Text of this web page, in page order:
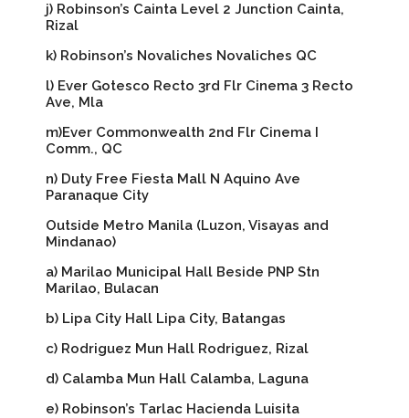
j) Robinson’s Cainta Level 2 Junction Cainta,
Rizal
k) Robinson’s Novaliches Novaliches QC
l) Ever Gotesco Recto 3rd Flr Cinema 3 Recto
Ave, Mla
m)Ever Commonwealth 2nd Flr Cinema I
Comm., QC
n) Duty Free Fiesta Mall N Aquino Ave
Paranaque City
Outside Metro Manila (Luzon, Visayas and
Mindanao)
a) Marilao Municipal Hall Beside PNP Stn
Marilao, Bulacan
b) Lipa City Hall Lipa City, Batangas
c) Rodriguez Mun Hall Rodriguez, Rizal
d) Calamba Mun Hall Calamba, Laguna
e) Robinson’s Tarlac Hacienda Luisita